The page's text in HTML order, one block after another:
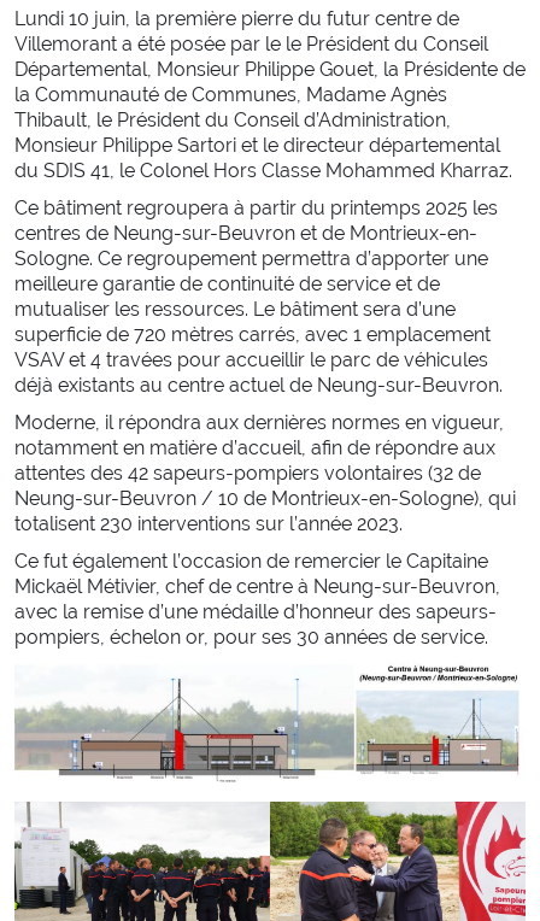
Défense Extérieure Contre l’Incendie (DECI)
Accessibilité des véhicules d’incendie et de secours
Urbanisme
Conventions et label employeur
KIOSQUE
Documents officiels
Médias
Supports de communication
Délibérations et commissions
SAUVER
Incendies
Intoxications
Malaises
Chutes
Noyades
SE FORMER
Centre de formation d’incendie et de secours
Référentiels internes d’organisation de la formation
ENASIS
Activités physiques et sportives
Lundi 10 juin, la première pierre du futur centre de
Villemorant a été posée par le le Président du Conseil
Départemental, Monsieur Philippe Gouet, la Présidente de
la Communauté de Communes, Madame Agnès
Thibault, le Président du Conseil d’Administration,
Monsieur Philippe Sartori et le directeur départemental
du SDIS 41, le Colonel Hors Classe Mohammed Kharraz.
Ce bâtiment regroupera à partir du printemps 2025 les
centres de Neung-sur-Beuvron et de Montrieux-en-
Sologne. Ce regroupement permettra d’apporter une
meilleure garantie de continuité de service et de
mutualiser les ressources. Le bâtiment sera d’une
superficie de 720 mètres carrés, avec 1 emplacement
VSAV et 4 travées pour accueillir le parc de véhicules
déjà existants au centre actuel de Neung-sur-Beuvron.
Moderne, il répondra aux dernières normes en vigueur,
notamment en matière d’accueil, afin de répondre aux
attentes des 42 sapeurs-pompiers volontaires (32 de
Neung-sur-Beuvron / 10 de Montrieux-en-Sologne), qui
totalisent 230 interventions sur l’année 2023.
Ce fut également l’occasion de remercier le Capitaine
Mickaël Métivier, chef de centre à Neung-sur-Beuvron,
avec la remise d’une médaille d’honneur des sapeurs-
pompiers, échelon or, pour ses 30 années de service.